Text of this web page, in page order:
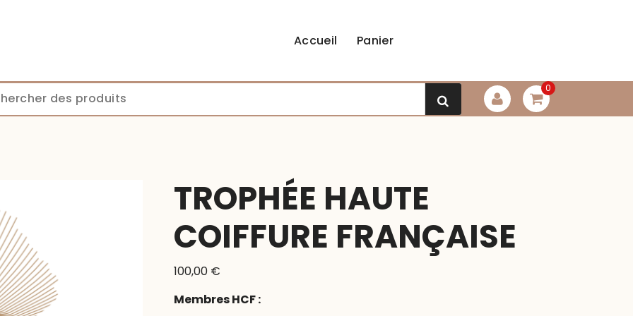
Accueil Panier
0
TROPHÉE HAUTE
COIFFURE FRANÇAISE
100,00 €
Membres HCF :